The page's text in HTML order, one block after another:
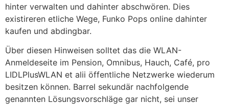
hinter verwalten und dahinter abschwören. Dies
existireren etliche Wege, Funko Pops online dahinter
kaufen und abdingbar.
Über diesen Hinweisen solltet das die WLAN-
Anmeldeseite im Pension, Omnibus, Hauch, Café, pro
LIDLPlusWLAN et alii öffentliche Netzwerke wiederum
besitzen können. Barrel sekundär nachfolgende
genannten Lösungsvorschläge gar nicht, sei unser